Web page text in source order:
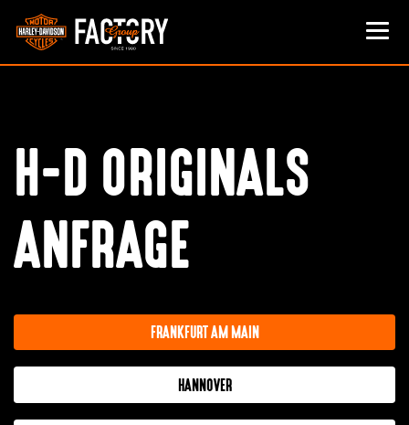
H-D ORIGINALS
ANFRAGE
FRANKFURT AM MAIN
HANNOVER